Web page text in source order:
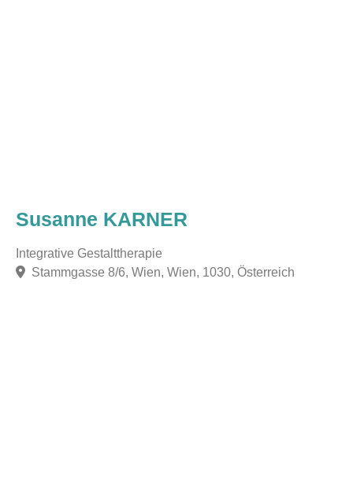
Susanne KARNER
Integrative Gestalttherapie
Stammgasse 8/6, Wien, Wien, 1030, Österreich